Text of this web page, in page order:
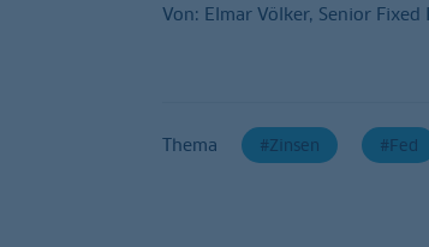
Von: Elmar Völker, Senior
Thema Zinsen Fed